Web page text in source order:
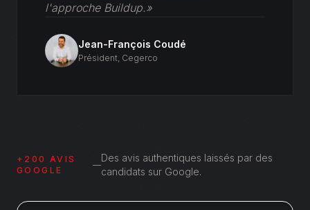
l'approche Buildup.»
Jean-François Coudé
Président Cegerco
+200 AVIS
GOOGLE
—
Des avis authentiques laissés par des
candidats sur Google.